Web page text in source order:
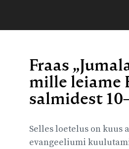
Fraas
mille leiame
salmidest
Selles loetelus on kuus
evangeeliumi